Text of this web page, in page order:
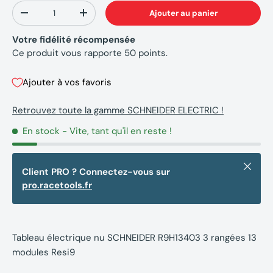
Qté
-
+ Ajouter au panier
Votre fidélité récompensée
Ce produit vous rapporte 50 points.
Ajouter à vos favoris
Retrouvez toute la gamme SCHNEIDER ELECTRIC !
En stock - Vite, tant qu'il en reste !
Client PRO ? Connectez-vous sur
pro.racetools.fr
Fermer
Tableau électrique nu SCHNEIDER R9H13403 3 rangées 13
modules Resi9